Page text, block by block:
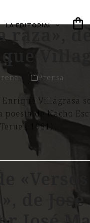
LA EDITORIAL
raza»,
Prensa
Villagrasa
de Nacho
1981)…
de